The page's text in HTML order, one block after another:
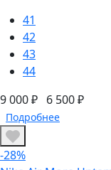
41
42
43
44
9 000 ₽ 6 500 ₽
Подробнее
-28%